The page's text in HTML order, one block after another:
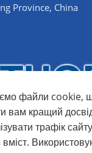
Province, China
файли cookie,
вам кращий
трафік
вміст.